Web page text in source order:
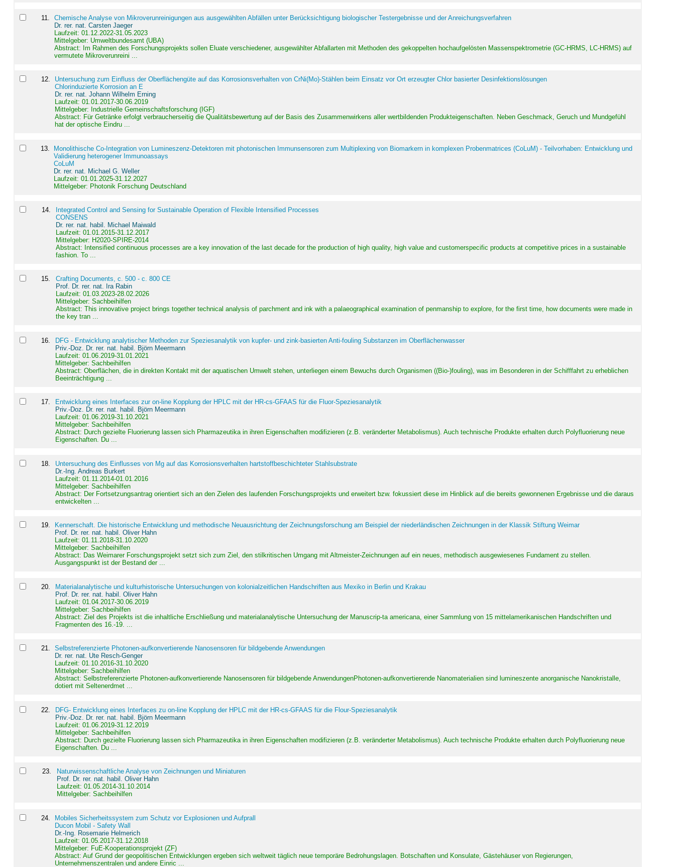
11
Chemische Analyse von Mikroverunreinigungen aus ausgewählten Abfällen unter Berücksichtigung biologischer Testergebnisse und der Anreichungsverfahren
Dr. rer. nat. Carsten Jaeger
Laufzeit: 01.12.2022-31.05.2023
Mittelgeber: Umweltbundesamt (UBA)
Abstract: Im Rahmen des Forschungsprojekts sollen Eluate verschiedener, ausgewählter Abfallarten mit Methoden des gekoppelten hochaufgelösten Massenspektrometrie (GC-HRMS, LC-HRMS) auf
vermutete Mikroverunreini ...
12.
Untersuchung zum Einfluss der Oberflächengüte auf das Korrosionsverhalten von CrNi(Mo)-Stählen beim Einsatz vor Ort erzeugter Chlor basierter Desinfektionslösungen
Chlorinduzierte Korrosion an E
Dr. rer. nat. Johann Wilhelm Erning
Laufzeit: 01.01.2017-30.06.2019
Mittelgeber: Industrielle Gemeinschaftsforschung (IGF)
Abstract: Für Getränke erfolgt verbraucherseitig die Qualitätsbewertung auf der Basis des Zusammenwirkens aller wertbildenden Produkteigenschaften. Neben Geschmack, Geruch und Mundgefühl
hat der optische Eindru ...
13.
Monolithische Co-Integration von Lumineszenz-Detektoren mit photonischen Immunsensoren zum Multiplexing von Biomarkern in komplexen Probenmatrices (CoLuM) - Teilvorhaben: Entwicklung und
Validierung heterogener Immunoassays
CoLuM
Dr. rer. nat. Michael G. Weller
Laufzeit: 01.01.2025-31.12.2027
Mittelgeber: Photonik Forschung Deutschland
14.
Integrated Control and Sensing for Sustainable Operation of Flexible Intensified Processes
CONSENS
Dr. rer. nat. habil. Michael Maiwald
Laufzeit: 01.01.2015-31.12.2017
Mittelgeber: H2020-SPIRE-2014
Abstract: Intensified continuous processes are a key innovation of the last decade for the production of high quality, high value and customerspecific products at competitive prices in a sustainable
fashion. To ...
15.
Crafting Documents, c. 500 - c. 800 CE
Prof. Dr. rer. nat. Ira Rabin
Laufzeit: 01.03.2023-28.02.2026
Mittelgeber: Sachbeihilfen
Abstract: This innovative project brings together technical analysis of parchment and ink with a palaeographical examination of penmanship to explore, for the first time, how documents were made in
the key tran ...
16
DFG - Entwicklung analytischer Methoden zur Speziesanalytik von kupfer- und zink-basierten Anti-fouling Substanzen im Oberflächenwasser
Priv.-Doz. Dr. rer. nat. habil. Björn Meermann
Laufzeit: 01.06.2019-31.01.2021
Mittelgeber: Sachbeihilfen
Abstract:Oberflächen, die in direkten Kontakt mit der aquatischen Umwelt stehen, unterliegen einem Bewuchs durch Organismen ((Bio-)fouling), was im Besonderen in der Schifffahrt zu erheblichen
Beeinträchtigung ...
17.
Entwicklung eines Interfaces zur on-line Kopplung der HPLC mit der HR-cs-GFAAS für die Fluor-Speziesanalytik
Priv.-Doz. Dr. rer. nat. habil. Björn Meermann
Laufzeit: 01.06.2019-31.10.2021
Mittelgeber: Sachbeihilfen
Abstract: Durch gezielte Fluorierung lassen sich Pharmazeutika in ihren Eigenschaften modifizieren (z.B. veränderter Metabolismus). Auch technische Produkte erhalten durch Polyfluorierung neue
Eigenschaften. Du ...
18
Untersuchung des Einflusses von Mg auf das Korrosionsverhalten hartstoffbeschichteter Stahlsubstrate
Dr.-Ing. Andreas Burkert
Laufzeit: 01.11.2014-01.01.2016
Mittelgeber: Sachbeihilfen
Abstract: Der Fortsetzungsantrag orientiert sich an den Zielen des laufenden Forschungsprojekts und erweitert bzw. fokussiert diese im Hinblick auf die bereits gewonnenen Ergebnisse und die daraus
entwickelten ...
19.
Kennerschaft. Die historische Entwicklung und methodische Neuausrichtung der Zeichnungsforschung am Beispiel der niederländischen Zeichnungen in der Klassik Stiftung Weimar
Prof. Dr. rer. nat. habil. Oliver Hahn
Laufzeit: 01.11.2018-31.10.2020
Mittelgeber: Sachbeihilfen
Abstract: Das Weimarer Forschungsprojekt setzt sich zum Ziel, den stilkritischen Umgang mit Altmeister-Zeichnungen auf ein neues, methodisch ausgewiesenes Fundament zu stellen.
Ausgangspunkt ist der Bestand der ...
20
Materialanalytische und kulturhistorische Untersuchungen von kolonialzeitlichen Handschriften aus Mexiko in Berlin und Krakau
Prof. Dr. rer. nat. habil. Oliver Hahn
Laufzeit: 01.04.2017-30.06.2019
Mittelgeber: Sachbeihilfen
Abstract: Ziel des Projekts ist die inhaltliche Erschließung und materialanalytische Untersuchung der Manuscrip-ta americana, einer Sammlung von 15 mittelamerikanischen Handschriften und
Fragmenten des 16.-19. ...
21.
Selbstreferenzierte Photonen-aufkonvertierende Nanosensoren für bildgebende Anwendungen
Dr. rer. nat. Ute Resch-Genger
Laufzeit: 01.10.2016-31.10.2020
Mittelgeber: Sachbeihilfen
Abstract:Selbstreferenzierte Photonen-aufkonvertierende Nanosensoren für bildgebende AnwendungenPhotonen-aufkonvertierende Nanomaterialien sind lumineszente anorganische Nanokristalle,
dotiert mit Seltenerdmet ...
22
DFG- Entwicklung eines Interfaces zu on-line Kopplung der HPLC mit der HR-cs-GFAAS für die Flour-Speziesanalytik
Priv.-Doz. Dr. rer. nat. habil. Björn Meermann
Laufzeit: 01.06.2019-31.12.2019
Mittelgeber: Sachbeihilfen
Abstract: Durch gezielte Fluorierung lassen sich Pharmazeutika in ihren Eigenschaften modifizieren (z.B. veränderter Metabolismus). Auch technische Produkte erhalten durch Polyfluorierung neue
Eigenschaften. Du ...
23.
Naturwissenschaftliche Analyse von Zeichnungen und Miniaturen
Prof. Dr. rer. nat. habil. Oliver Hahn
Laufzeit: 01.05.2014-31.10.2014
Mittelgeber: Sachbeihilfen
24.
Mobiles Sicherheitssystem zum Schutz vor Explosionen und Aufprall
Ducon Mobil - Safety Wall
Dr.-Ing. Rosemarie Helmerich
Laufzeit: 01.05.2017-31.12.2018
Mittelgeber: FuE-Kooperationsprojekt (ZF)
Abstract:Auf Grund der geopolitischen Entwicklungen ergeben sich weltweit täglich neue temporäre Bedrohungslagen. Botschaften und Konsulate, Gästehäuser von Regierungen,
Unternehmenszentralen und andere Einric ...